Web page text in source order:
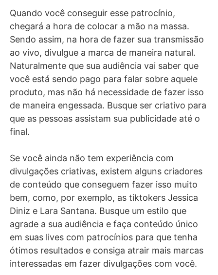
Quando você conseguir esse patrocínio,
chegará a hora de colocar a mão na massa.
Sendo assim, na hora de fazer sua transmissão
ao vivo, divulgue a marca de maneira natural.
Naturalmente que sua audiência vai saber que
você está sendo pago para falar sobre aquele
produto, mas não há necessidade de fazer isso
de maneira engessada. Busque ser criativo para
que as pessoas assistam sua publicidade até o
final.
Se você ainda não tem experiência com
divulgações criativas, existem alguns criadores
de conteúdo que conseguem fazer isso muito
bem, como, por exemplo, as tiktokers Jessica
Diniz e Lara Santana. Busque um estilo que
agrade a sua audiência e faça conteúdo único
em suas lives com patrocínios para que tenha
ótimos resultados e consiga atrair mais marcas
interessadas em fazer divulgações com você.